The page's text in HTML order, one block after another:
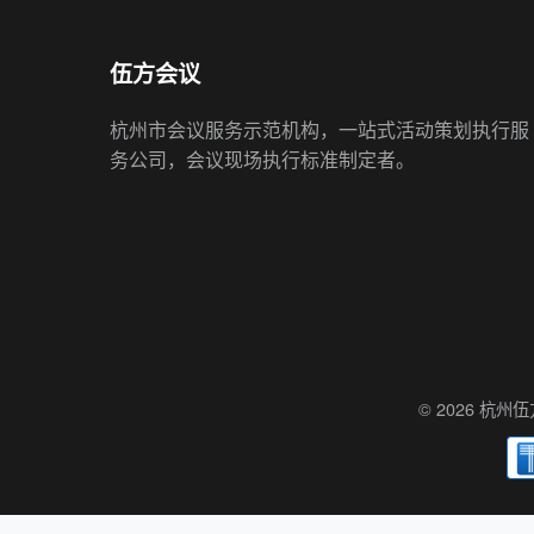
伍方会议
杭州市会议服务示范机构，一站式活动策划执行服
务公司，会议现场执行标准制定者。
© 2026 杭州